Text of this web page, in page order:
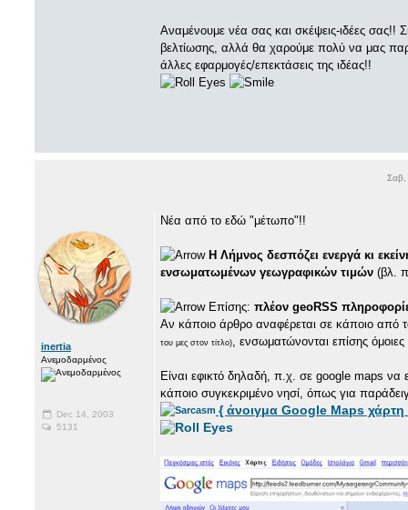
Αναμένουμε νέα σας και σκέψεις-ιδέες σας!!
βελτίωσης, αλλά θα χαρούμε πολύ να μας
άλλες εφαρμογές/επεκτάσεις της ιδέας!!
Σαβ,
inertia
Ανεμοδαρμένος
Dec 14, 2003
5131
Νέα από το εδώ "μέτωπο"!!
Η Λήμνος δεσπόζει ενεργά κι
ενσωματωμένων γεωγραφικών τιμών (βλ.
Επίσης: πλέον geoRSS
Αν κάποιο άρθρο αναφέρεται σε κάποιο από
του μες στον τίτλο) , ενσωματώνονται επίσης
Είναι εφικτό δηλαδή, π.χ. σε google maps
κάποιο συγκεκριμένο νησί, όπως για
{ άνοιγμα Google Maps